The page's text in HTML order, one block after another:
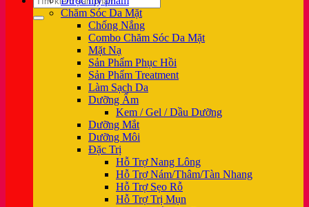
kiếm: Chăm Sóc Da Mặt
Chống Nắng
Combo Chăm Sóc Da Mặt
Mặt Nạ
Sản Phẩm Phục Hồi
Sản Phẩm Treatment
Làm Sạch Da
Dưỡng Ẩm
Kem / Gel / Dầu Dưỡng
Dưỡng Mắt
Dưỡng Môi
Đặc Trị
Hỗ Trợ Nang Lông
Hỗ Trợ Nám/Thâm/Tàn Nhang
Hỗ Trợ Sẹo Rỗ
Hỗ Trợ Trị Mụn